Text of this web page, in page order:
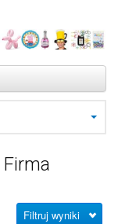
Filtruj wyniki